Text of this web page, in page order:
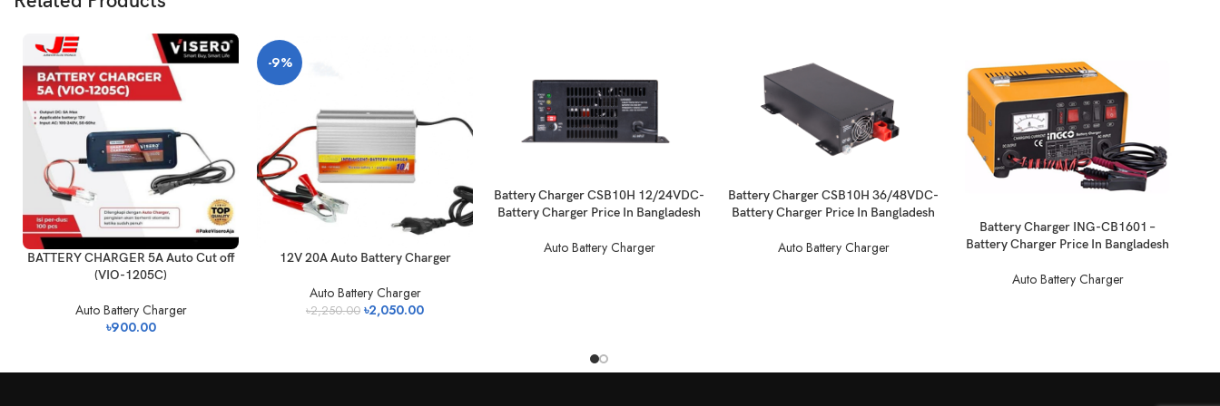
BATTERY CHARGER 5A Auto Cut off
(VIO-1205C)
Auto Battery Charger
৳900.00
-9%
12V 20A Auto Battery Charger
Auto Battery Charger
৳2,250.00 ৳2,050.00
Battery Charger CSB10H 12/24VDC-
Battery Charger Price In Bangladesh
Auto Battery Charger
Battery Charger CSB10H 36/48VDC-
Battery Charger Price In Bangladesh
Auto Battery Charger
Battery Charger ING-CB1601 –
Battery Charger Price In Bangladesh
Auto Battery Charger